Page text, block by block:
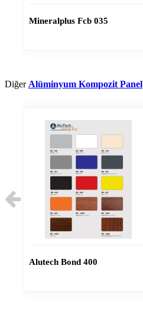
Mineralplus Fcb 035
Diğer Alüminyum Kompozit Panel
Alutech Bond 400